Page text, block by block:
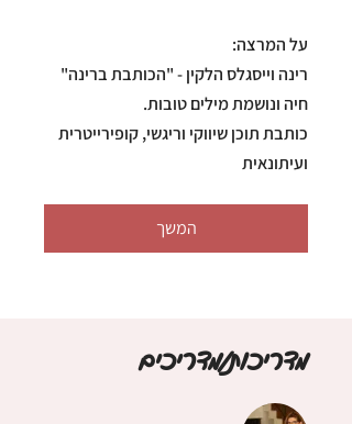
כותבת תוכן שיווקי וריגשי, קופירייטרית
ועיתונאית
המשך
מדריכות/מדריכים